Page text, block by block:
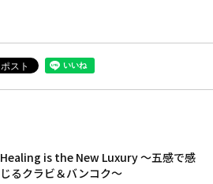
Healing is the New Luxury ～五感で感
じるクラビ＆バンコク～